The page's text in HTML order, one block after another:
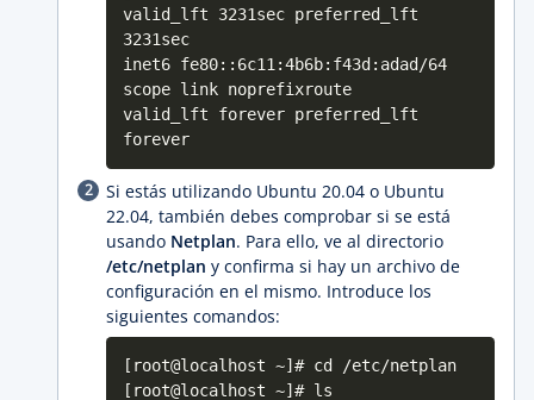
valid_lft 3231sec preferred_lft
3231sec
inet6 fe80::6c11:4b6b:f43d:adad/64
scope link noprefixroute
valid_lft forever preferred_lft
forever
Si estás utilizando Ubuntu 20.04 o Ubuntu
22.04, también debes comprobar si se está
usando Netplan. Para ello, ve al directorio
/etc/netplan y confirma si hay un archivo de
configuración en el mismo. Introduce los
siguientes comandos:
[root@localhost ~]# cd /etc/netplan
[root@localhost ~]# ls